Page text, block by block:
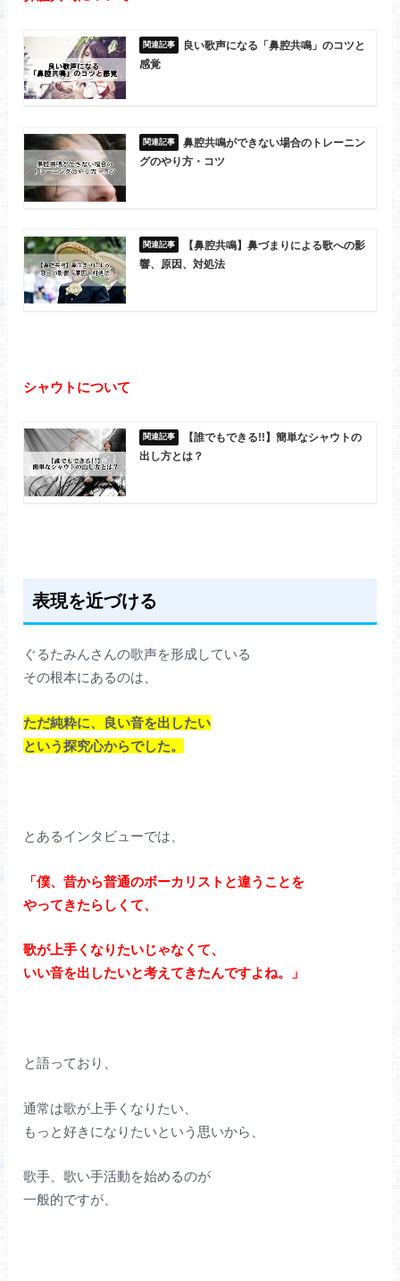
良い歌声になる「鼻腔共鳴」のコツと
感覚
鼻腔共鳴ができない場合のトレーニン
グのやり方・コツ
【鼻腔共鳴】鼻づまりによる歌への影
響、原因、対処法
シャウトについて
【誰でもできる!!】簡単なシャウトの
出し方とは？
表現を近づける
ぐるたみんさんの歌声を形成している
その根本にあるのは、
ただ純粋に、良い音を出したい
という探究心からでした。
とあるインタビューでは、
「僕、昔から普通のボーカリストと違うことを
やってきたらしくて、
歌が上手くなりたいじゃなくて、
いい音を出したいと考えてきたんですよね。」
と語っており、
通常は歌が上手くなりたい、
もっと好きになりたいという思いから、
歌手、歌い手活動を始めるのが
一般的ですが、